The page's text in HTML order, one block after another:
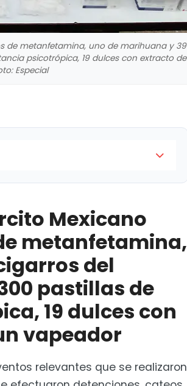
de metanfetamina, uno de marihuana y 39
psicotrópica, 19 dulces con extracto de
Especial
y un vapeador
Mexicano
metanfetamina,
del
pastillas de
19 dulces con
vapeador
relevantes que se realizaron